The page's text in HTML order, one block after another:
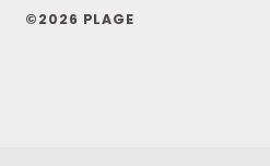
©2026 PLAGE